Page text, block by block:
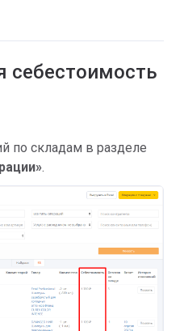
себестоимость
по складам в разделе
.